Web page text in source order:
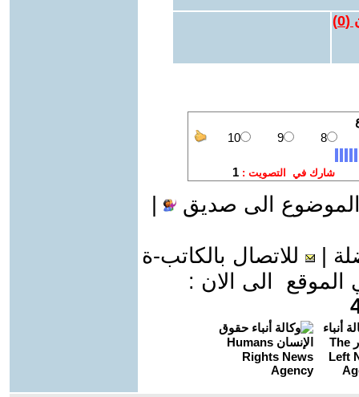
(
0
)
الى صديق
للاتصال بالكاتب-ة
الى الان :